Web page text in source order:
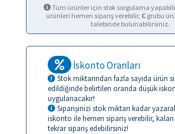
Tüm ürünler için stok sorgulama
ürünleri hemen sipariş verebilir, Cgrubu
talebinde bulunabilirsiniz.
İskonto Oranları
Stok miktarından fazla sayıda ürün
edildiğinde belirtilen oranda düşük
uygulanacakır!
Siparişinizi stok miktarı kadar
iskonto ile hemen sipariş verebilir, kalan
tekrar sipariş edebilirsiniz!